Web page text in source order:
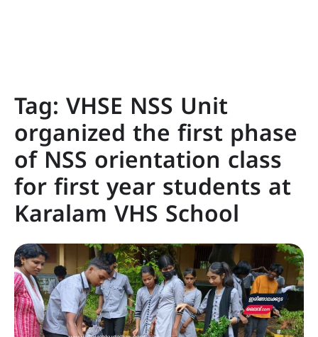
Tag: VHSE NSS Unit
organized the first phase
of NSS orientation class
for first year students at
Karalam VHS School